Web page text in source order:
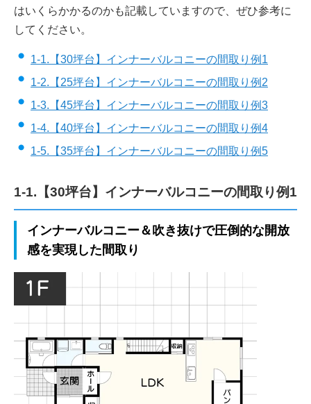
はいくらかかるのかも記載していますので、ぜひ参考に
してください。
1-1.【30坪台】インナーバルコニーの間取り例1
1-2.【25坪台】インナーバルコニーの間取り例2
1-3.【45坪台】インナーバルコニーの間取り例3
1-4.【40坪台】インナーバルコニーの間取り例4
1-5.【35坪台】インナーバルコニーの間取り例5
1-1.【30坪台】インナーバルコニーの間取り例1
インナーバルコニー＆吹き抜けで圧倒的な開放
感を実現した間取り